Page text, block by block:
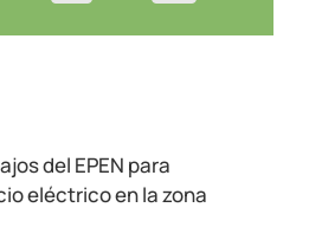
del EPEN para
eléctrico en la zona